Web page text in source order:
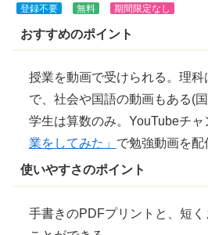
登録不要 無料 期間限定なし
おすすめのポイント
授業を動画で受けられる。理
で、社会や国語の動画もある(
学生は算数のみ。YouTubeチャ
業をしてみた」 で勉強動画を配
使いやすさのポイント
手書きのPDFプリントと、短